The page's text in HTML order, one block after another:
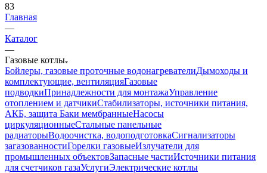
83
Главная
—
Каталог
—
Газовые котлы
Бойлеры, газовые проточные водонагревателиДымоходы и
комплектующие, вентиляцияГазовые
подводкиПринадлежности для монтажаУправление
отоплением и датчикиСтабилизаторы, источники питания,
АКБ, защита Баки мембранныеНасосы
циркуляционныеСтальные панельные
радиаторыВодоочистка, водоподготовкаСигнализаторы
загазованностиГорелки газовыеИзлучатели для
промышленных объектовЗапасные частиИсточники питания
для счетчиков газаУслугиЭлектрические котлы